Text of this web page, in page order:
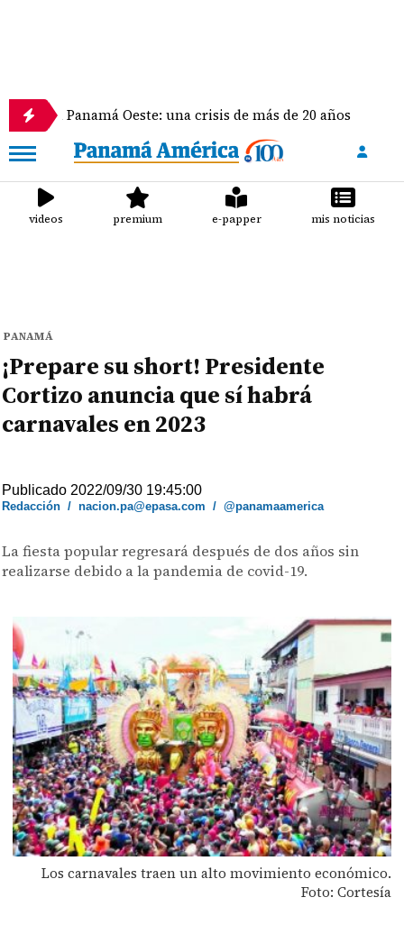
Oeste: una crisis de más de 20 años
videos premium e-papper mis noticias
PANAMÁ
¡Prepare su short! Presidente
Cortizo anuncia que sí habrá
carnavales en 2023
Publicado 2022/09/30 19:45:00
Redacción /nacion.pa@epasa.com /@panamaamerica
La fiesta popular regresará después de dos años sin
realizarse debido a la pandemia de covid-19.
Los carnavales traen un alto movimiento económico.
Foto: Cortesía